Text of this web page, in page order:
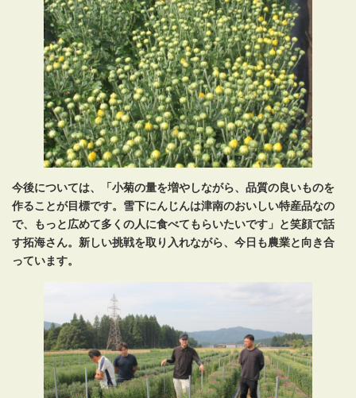
今後については、「小菊の量を増やしながら、品質の良いものを
作ることが目標です。雪下にんじんは津南のおいしい特産品なの
で、もっと広めて多くの人に食べてもらいたいです」と笑顔で話
す拓海さん。新しい挑戦を取り入れながら、今日も農業と向き合
っています。